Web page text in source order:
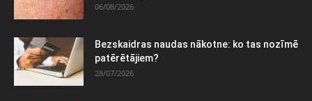
06/08/2026
Bezskaidras naudas nākotne: ko tas nozīmē
patērētājiem?
28/07/2026